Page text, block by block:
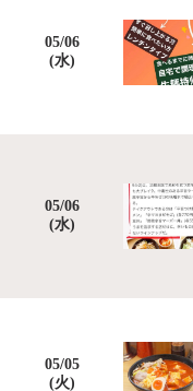
05/06
(水)
05/06
(水)
05/05
(火)